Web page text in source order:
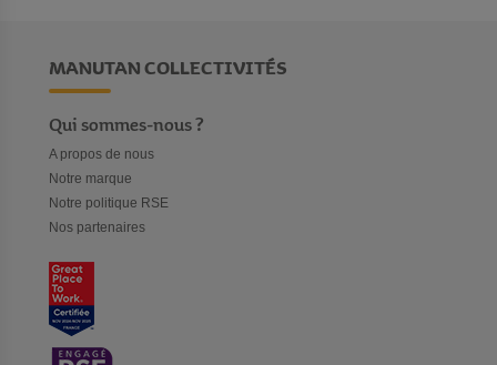
MANUTAN COLLECTIVITÉS
Qui sommes-nous ?
A propos de nous
Notre marque
Notre politique RSE
Nos partenaires